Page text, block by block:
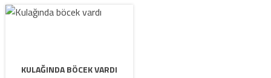
KULAĞINDA BÖCEK VARDI